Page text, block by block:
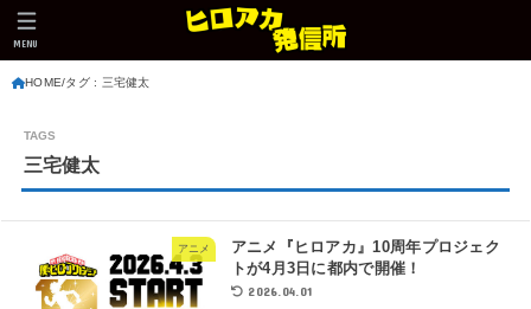
MENU
HOME タグ : 三宅健太
三宅健太
アニメ
アニメ『ヒロアカ』10周年プロジェク
トが4月3日に都内で開催！
2026.04.01